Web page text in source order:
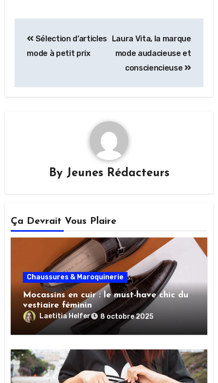
Sélection d’articles
mode à petit prix
Laura Vita, la marque
mode audacieuse et
consciencieuse
By Jeunes Rédacteurs
Ça Devrait Vous Plaire
Chaussures & Maroquinerie
Mocassins en cuir : le must-have chic du
vestiaire féminin
Laetitia Helfer 8 octobre 2025